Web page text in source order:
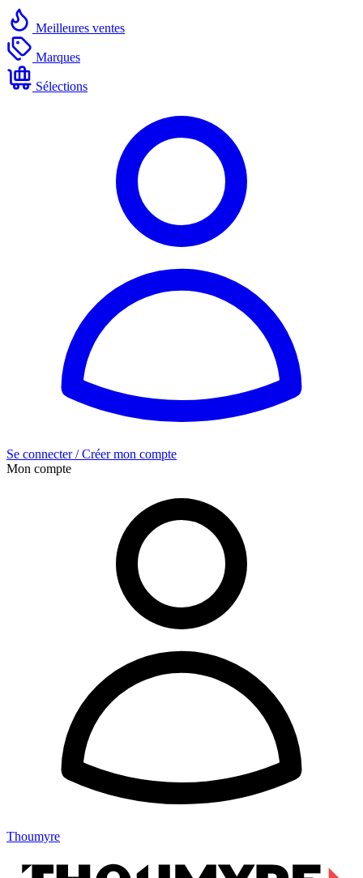
Meilleures ventes
Marques
Sélections
Se connecter / Créer mon compte
Mon compte
Thoumyre